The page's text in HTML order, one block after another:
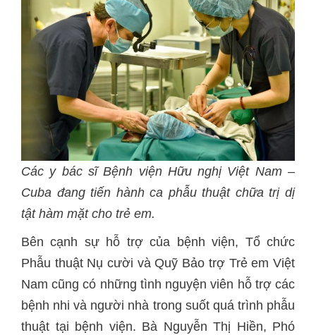
Các y bác sĩ Bệnh viện Hữu nghị Việt Nam –
Cuba đang tiến hành ca phẫu thuật chữa trị dị
tật hàm mặt cho trẻ em.
Bên cạnh sự hỗ trợ của bệnh viện, Tổ chức
Phẫu thuật Nụ cười và Quỹ Bảo trợ Trẻ em Việt
Nam cũng có những tình nguyện viên hỗ trợ các
bệnh nhi và người nhà trong suốt quá trình phẫu
thuật tại bệnh viện. Bà Nguyễn Thị Hiền, Phó